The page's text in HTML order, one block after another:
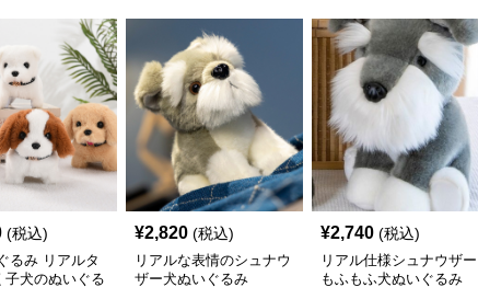
(税込)
るみ リアルタ
子犬のぬいぐる
¥2,820 (税込)
リアルな表情のシュナウ
ザー犬ぬいぐるみ
¥2,740 (税込)
リアル仕様シュナウザー
もふもふ犬ぬいぐるみ